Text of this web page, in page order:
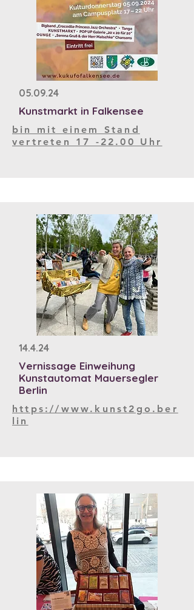
05.09.24
Kunstmarkt in Falkensee
bin mit einem Stand
vertreten 17 -22.00 Uhr
14.4.24
Vernissage Einweihung
Kunstautomat Mauersegler
Berlin
https://www.kunst2go.ber
lin